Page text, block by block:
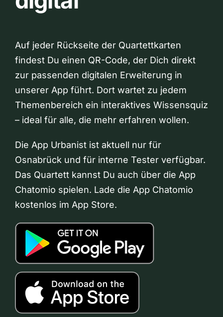
Auf jeder Rückseite der Quartettkarten
findest Du einen QR-Code, der Dich direkt
zur passenden digitalen Erweiterung in
unserer App führt. Dort wartet zu jedem
Themenbereich ein interaktives Wissensquiz
– ideal für alle, die mehr erfahren wollen.
Die App Urbanist ist aktuell nur für
Osnabrück und für interne Tester verfügbar.
Das Quartett kannst Du auch über die App
Chatomio spielen. Lade die App Chatomio
kostenlos im App Store.